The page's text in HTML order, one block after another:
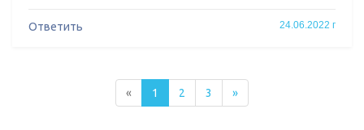
Ответить 24.06.2022 г
« 1 2 3 »